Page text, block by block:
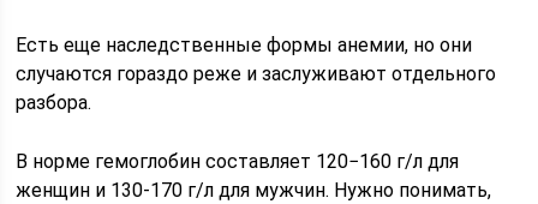
Есть еще наследственные формы анемии, но они
случаются гораздо реже и заслуживают отдельного
разбора.
В норме гемоглобин составляет 120−160 г/л для
женщин и 130-170 г/л для мужчин. Нужно понимать,